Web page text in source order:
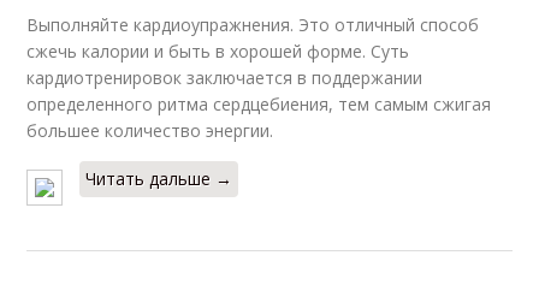
Выполняйте кардиоупражнения. Это отличный способ
сжечь калории и быть в хорошей форме. Суть
кардиотренировок заключается в поддержании
определенного ритма сердцебиения, тем самым сжигая
большее количество энергии.
Читать дальше →